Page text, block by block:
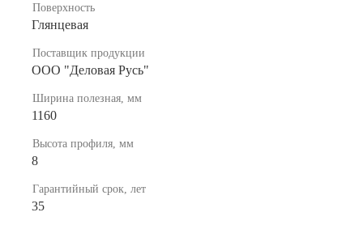
Поверхность
Глянцевая
Поставщик продукции
ООО "Деловая Русь"
Ширина полезная, мм
1160
Высота профиля, мм
8
Гарантийный срок, лет
35